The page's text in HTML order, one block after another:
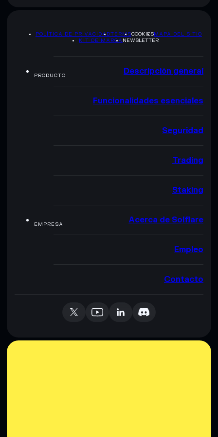
POLÍTICA DE PRIVACIDADTERMSCOOKIESMAPA DEL SITIO
KIT DE MARCA NEWSLETTER
PRODUCTO Descripción general
Funcionalidades esenciales
Seguridad
Trading
Staking
EMPRESA Acerca de Solflare
Empleo
Contacto